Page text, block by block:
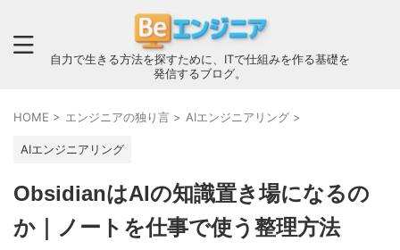
自力で生きる方法を探すために、ITで仕組みを作る基礎を
発信するブログ。
HOME > エンジニアの独り言 > AIエンジニアリング >
AIエンジニアリング
ObsidianはAIの知識置き場になるの
か｜ノートを仕事で使う整理方法